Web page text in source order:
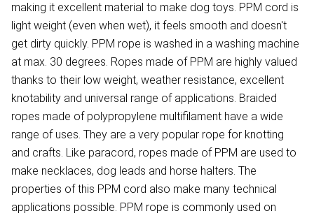
making it excellent material to make dog toys. PPM cord is
light weight (even when wet), it feels smooth and doesn't
get dirty quickly. PPM rope is washed in a washing machine
at max. 30 degrees. Ropes made of PPM are highly valued
thanks to their low weight, weather resistance, excellent
knotability and universal range of applications. Braided
ropes made of polypropylene multifilament have a wide
range of uses. They are a very popular rope for knotting
and crafts. Like paracord, ropes made of PPM are used to
make necklaces, dog leads and horse halters. The
properties of this PPM cord also make many technical
applications possible. PPM rope is commonly used on